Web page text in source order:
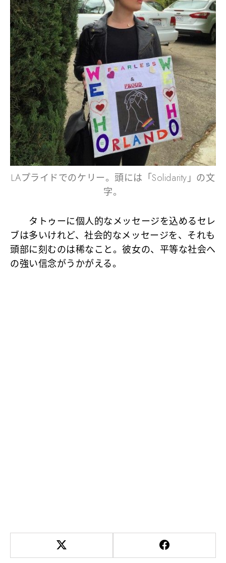
LAプライドでのケリー。頭には「Solidarity」の文
字。
タトゥーに個人的なメッセージを込めるセレ
ブは多いけれど、社会的なメッセージを、それも
頭部に刻むのは稀なこと。彼女の、平等な社会へ
の強い信念がうかがえる。